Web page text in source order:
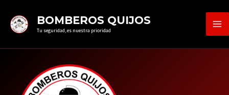
BOMBEROS QUIJOS
Tu seguridad, es nuestra prioridad